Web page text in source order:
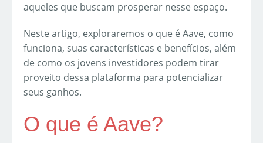
aqueles que buscam prosperar nesse espaço.
Neste artigo, exploraremos o que é Aave, como
funciona, suas características e benefícios, além
de como os jovens investidores podem tirar
proveito dessa plataforma para potencializar
seus ganhos.
O que é Aave?